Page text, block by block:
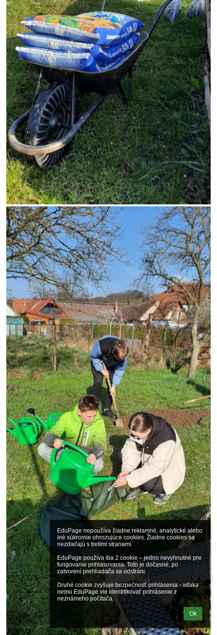
EduPage nepoužíva žiadne reklamné, analytické alebo
iné súkromie ohrozujúce cookies. Žiadne cookies sa
nezdieľajú s tretími stranami.
EduPage používa iba 2 cookie – jedno nevyhnutné pre
fungovanie prihlasovania. Toto je dočasné, po
zatvorení prehliadača sa odstráni.
Druhé cookie zvyšuje bezpečnosť prihlásenia - vďaka
nemu EduPage vie identifikovať prihlásenie z
neznámeho počítača.
Ok